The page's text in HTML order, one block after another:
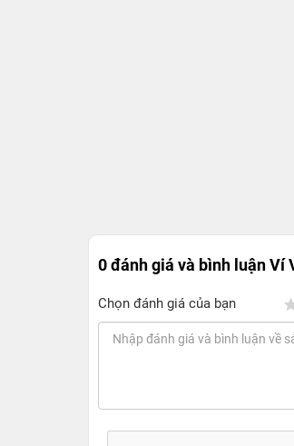
0 đánh giá và bình luậnVí
Chọn đánh giá của bạn